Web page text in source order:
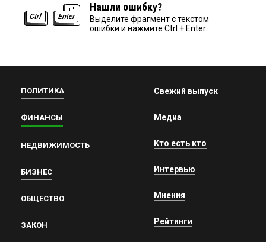
Нашли ошибку?
Выделите фрагмент с текстом
ошибки и нажмите Ctrl + Enter.
ПОЛИТИКА
ФИНАНСЫ
НЕДВИЖИМОСТЬ
БИЗНЕС
ОБЩЕСТВО
ЗАКОН
Свежий выпуск
Медиа
Кто есть кто
Интервью
Мнения
Рейтинги